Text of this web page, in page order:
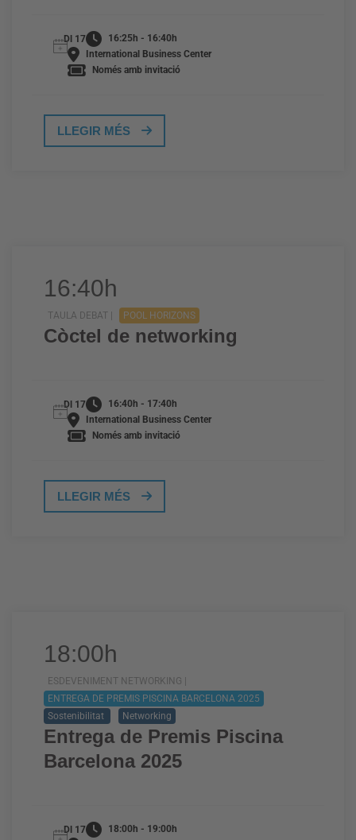
Dl 17
16:25h - 16:40h
International Business Center
Només amb invitació
LLEGIR MÉS
16:40h
TAULA DEBAT | POOL HORIZONS
Còctel de networking
Dl 17
16:40h - 17:40h
International Business Center
Només amb invitació
LLEGIR MÉS
18:00h
ESDEVENIMENT NETWORKING |
ENTREGA DE PREMIS PISCINA BARCELONA 2025
Sostenibilitat
Networking
Entrega de Premis Piscina
Barcelona 2025
Dl 17
18:00h - 19:00h